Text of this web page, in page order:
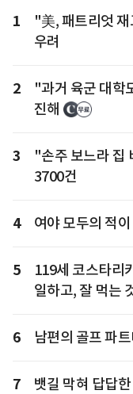
1
"美, 패트리엇
우려
2
"과거 육군 대학
진해
3
"손주 보느라 집
3700건
4 여야 모두의 적
5
119세 코스타리
일하고, 잘 먹는
6 남편의 골프 파
7
뱃길 막혀 답답